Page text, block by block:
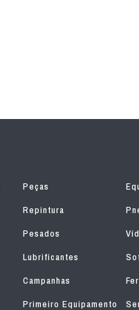
Peças
Repintura
Pesados
Lubrificantes
Campanhas
Primeiro Equipamento